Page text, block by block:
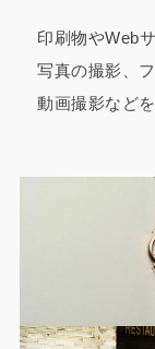
印刷物やWeb
写真の撮影、
動画撮影など